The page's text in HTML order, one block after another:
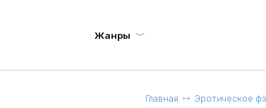
Жанры
Главная Эротическое